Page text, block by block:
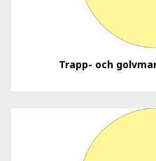
Trapp- och